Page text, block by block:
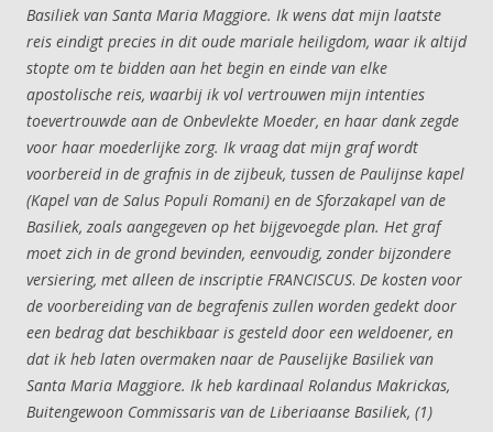
Basiliek van Santa Maria Maggiore. Ik wens dat mijn laatste
reis eindigt precies in dit oude mariale heiligdom, waar ik altijd
stopte om te bidden aan het begin en einde van elke
apostolische reis, waarbij ik vol vertrouwen mijn intenties
toevertrouwde aan de Onbevlekte Moeder, en haar dank zegde
voor haar moederlijke zorg. Ik vraag dat mijn graf wordt
voorbereid in de grafnis in de zijbeuk, tussen de Paulijnse kapel
(Kapel van de Salus Populi Romani) en de Sforzakapel van de
Basiliek, zoals aangegeven op het bijgevoegde plan. Het graf
moet zich in de grond bevinden, eenvoudig, zonder bijzondere
versiering, met alleen de inscriptie FRANCISCUS. De kosten voor
de voorbereiding van de begrafenis zullen worden gedekt door
een bedrag dat beschikbaar is gesteld door een weldoener, en
dat ik heb laten overmaken naar de Pauselijke Basiliek van
Santa Maria Maggiore. Ik heb kardinaal Rolandus Makrickas,
Buitengewoon Commissaris van de Liberiaanse Basiliek, (1)